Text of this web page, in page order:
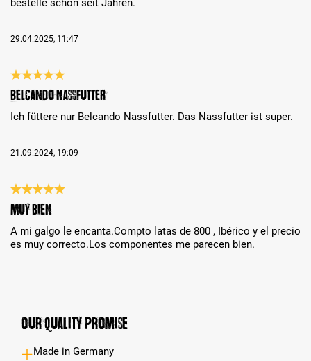
bestelle schon seit Jahren.
29.04.2025, 11:47
Review with rating of 5 out of 5 stars
Belcando Nassfutter
Ich füttere nur Belcando Nassfutter. Das Nassfutter ist super.
21.09.2024, 19:09
Review with rating of 5 out of 5 stars
Muy bien
A mi galgo le encanta.Compto latas de 800 , Ibérico y el precio
es muy correcto.Los componentes me parecen bien.
Our Quality Promise
Made in Germany